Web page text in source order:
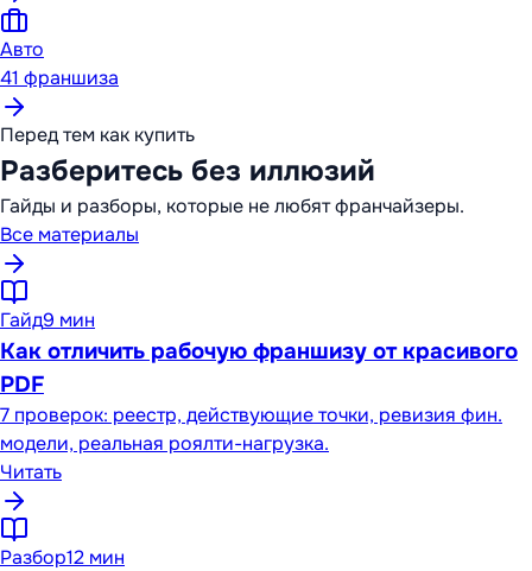
Авто
41 франшиза
Перед тем как купить
Разберитесь без иллюзий
Гайды и разборы, которые не любят франчайзеры.
Все материалы
Гайд9 мин
Как отличить рабочую франшизу от красивого
PDF
7 проверок: реестр, действующие точки, ревизия фин.
модели, реальная роялти-нагрузка.
Читать
Разбор12 мин